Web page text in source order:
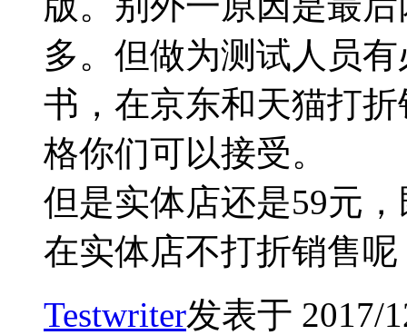
多。但做为测试人员
书，在京东和天猫打
格你们可以接受。
但是实体店还是59元
在实体店不打折销售
Testwriter发表于 2017/